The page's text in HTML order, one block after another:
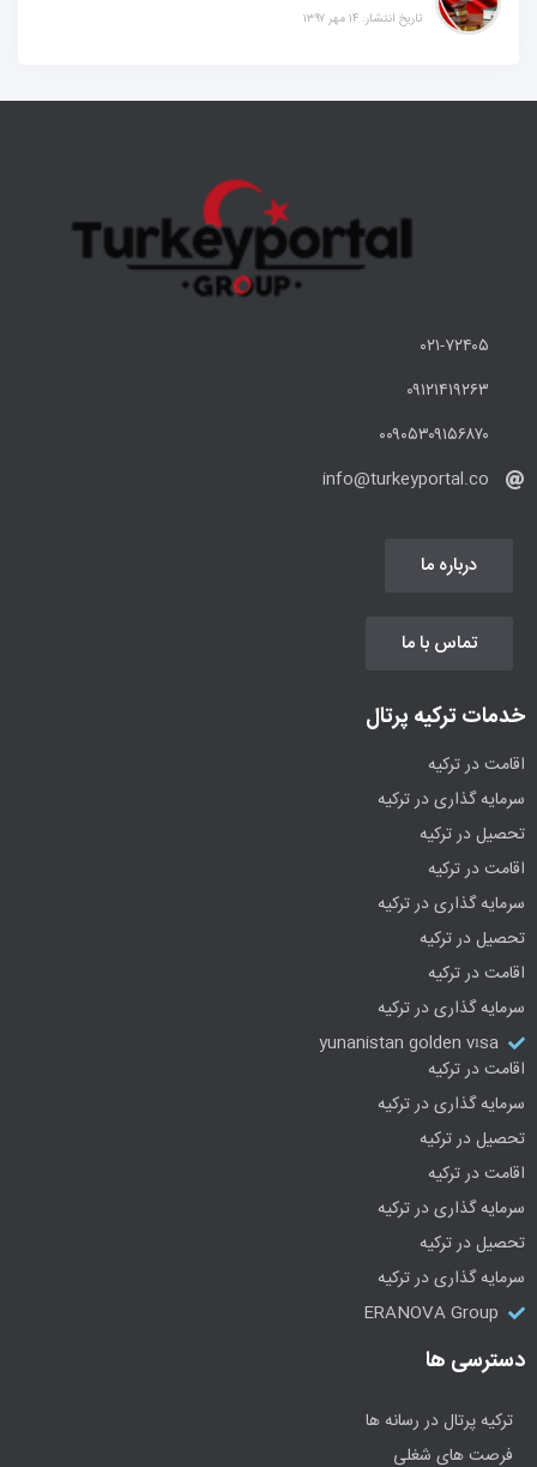
تاریخ انتشار: ۱۴ مهر ۱۳۹۷
۰۲۱-۷۲۴۰۵
۰۹۱۲۱۴۱۹۲۶۳
۰۰۹۰۵۳۰۹۱۵۶۸۷۰
info@turkeyportal.co
درباره ما
تماس با ما
خدمات ترکیه پرتال
اقامت در ترکیه
سرمایه گذاری در ترکیه
تحصیل در ترکیه
اقامت در ترکیه
سرمایه گذاری در ترکیه
تحصیل در ترکیه
اقامت در ترکیه
سرمایه گذاری در ترکیه
yunanistan golden vısa
اقامت در ترکیه
سرمایه گذاری در ترکیه
تحصیل در ترکیه
اقامت در ترکیه
سرمایه گذاری در ترکیه
تحصیل در ترکیه
سرمایه گذاری در ترکیه
ERANOVA Group
دسترسی ها
ترکیه پرتال در رسانه ها
فرصت های شغلی